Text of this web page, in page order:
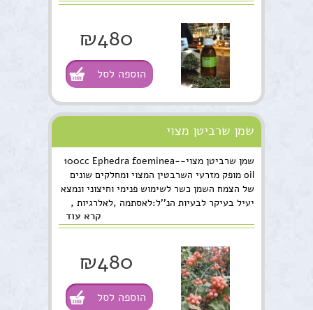
₪480
הוספה לסל
שמן שרביטן מצוי
שמן שרביטן מצוי-100cc Ephedra foeminea-
oil מופק מזרעי השרבטין המצוי ומחלקים שונים
של הצמח השמן כשר לשימוש פנימי וחיצוני ונמצא
יעיל בעיקר לבעיות הנ''ל:לאסתמה ,לאלרגיות ,
קדחת השחת,שפעת, שיעול, והצטננות ,דלקת
פרקים,
קרא עוד
₪480
הוספה לסל